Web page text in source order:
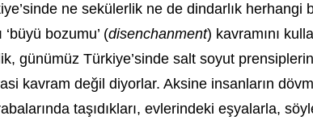
ne sekülerlik ne de dindarlık herhangi
‘büyü bozumu’ (disenchanment) kavramını
günümüz Türkiye’sinde salt soyut
kavram değil diyorlar. Aksine insanların
taşıdıkları, evlerindeki eşyalarla,